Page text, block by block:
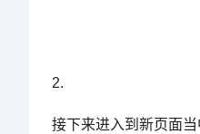
2.
接下来进入到新页面